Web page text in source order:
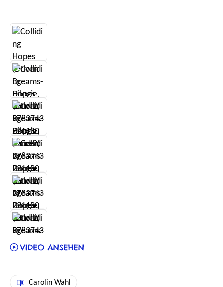
Carolin Wahl